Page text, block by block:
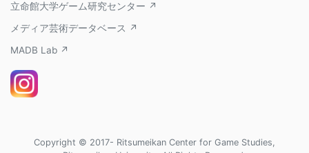
立命館大学ゲーム研究センター ↗
メディア芸術データベース ↗
MADB Lab ↗
Copyright © 2017- Ritsumeikan Center for Game Studies,